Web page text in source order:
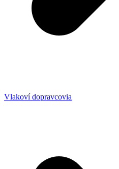
Vlakoví dopravcovia